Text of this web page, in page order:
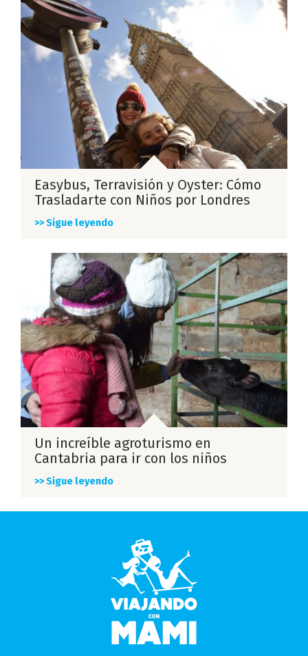
Easybus, Terravisión y Oyster: Cómo
Trasladarte con Niños por Londres
>> Sigue leyendo
Un increíble agroturismo en
Cantabria para ir con los niños
>> Sigue leyendo